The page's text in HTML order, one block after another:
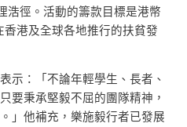
浩徑。活動的籌款目標是港幣
港及全球各地推行的扶貧發
示：「不論年輕學生、長者、
要秉承堅毅不屈的團隊精神，
」他補充，樂施毅行者已發展